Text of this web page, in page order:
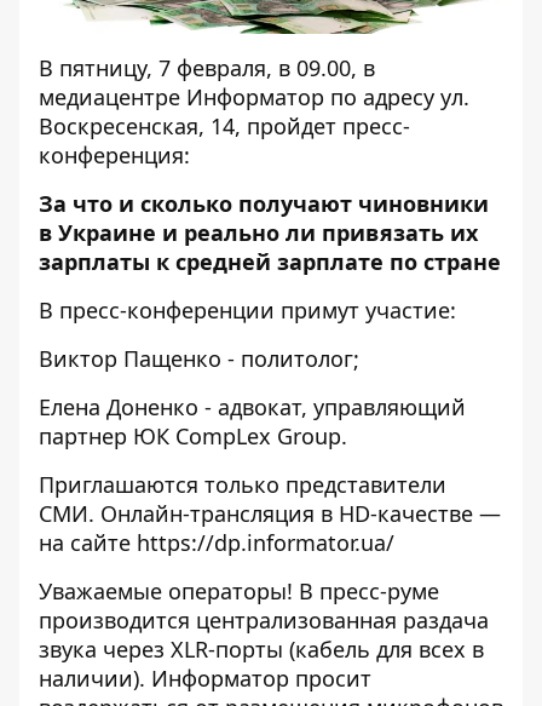
В пятницу, 7 февраля, в 09.00, в
медиацентре Информатор по адресу ул.
Воскресенская, 14, пройдет пресс-
конференция:
За что и сколько получают чиновники
в Украине и реально ли привязать их
зарплаты к средней зарплате по стране
В пресс-конференции примут участие:
Виктор Пащенко - политолог;
Елена Доненко - адвокат, управляющий
партнер ЮК CompLex Group.
Приглашаются только представители
СМИ. Онлайн-трансляция в HD-качестве —
на сайте https://dp.informator.ua/
Уважаемые операторы! В пресс-руме
производится централизованная раздача
звука через XLR-порты (кабель для всех в
наличии). Информатор просит